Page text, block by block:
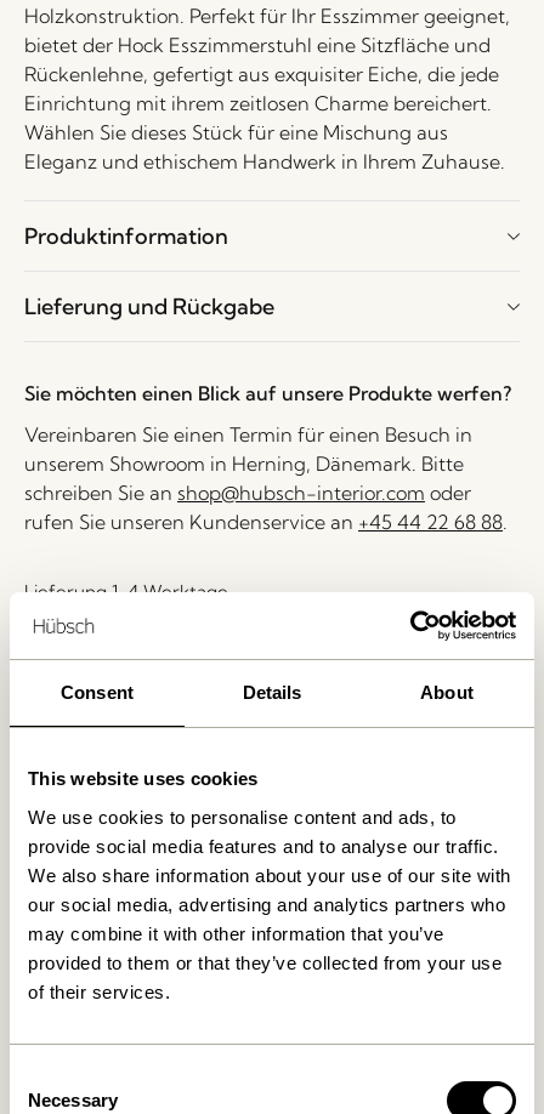
Consent Details About
This website uses cookies
We use cookies to personalise content and ads, to
provide social media features and to analyse our traffic.
We also share information about your use of our site with
our social media, advertising and analytics partners who
may combine it with other information that you’ve
provided to them or that they’ve collected from your use
of their services.
Selection
Necessary
Holzkonstruktion. Perfekt für Ihr Esszimmer geeignet,
bietet der Hock Esszimmerstuhl eine Sitzfläche und
Rückenlehne, gefertigt aus exquisiter Eiche, die jede
Einrichtung mit ihrem zeitlosen Charme bereichert.
Wählen Sie dieses Stück für eine Mischung aus
Eleganz und ethischem Handwerk in Ihrem Zuhause.
Produktinformation
Lieferung und Rückgabe
Sie möchten einen Blick auf unsere Produkte werfen?
Vereinbaren Sie einen Termin für einen Besuch in
unserem Showroom in Herning, Dänemark. Bitte
schreiben Sie an shop@hubsch-interior.com oder
rufen Sie unseren Kundenservice an +45 44 22 68 88.
Lieferung 1-4 Werktage
30 Tage Rückgaberecht
Kostenlose Lieferung über499 DKK*
Ähnliche Produkte
NEU
Arch Esszimmerstuhl
Hellgrau